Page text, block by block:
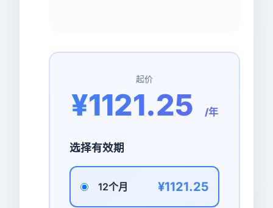
起价
¥1121.25 /年
选择有效期
12个月 ¥1121.25